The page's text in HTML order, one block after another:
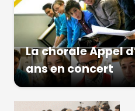
La chorale Appel
ans en concert